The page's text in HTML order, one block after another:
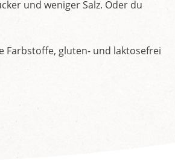
und weniger Salz. Oder du
Farbstoffe, gluten- und laktosefrei